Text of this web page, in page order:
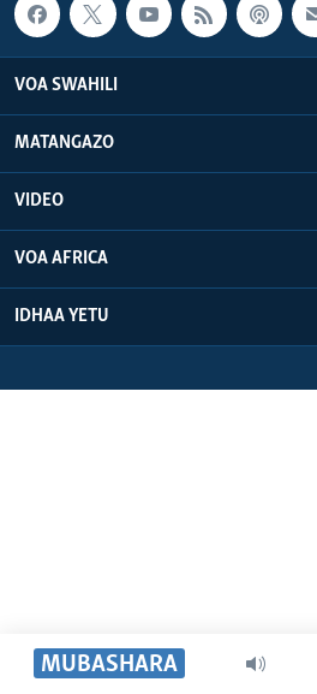
MUBASHARA
VOA SWAHILI
MATANGAZO
VIDEO
VOA AFRICA
IDHAA YETU